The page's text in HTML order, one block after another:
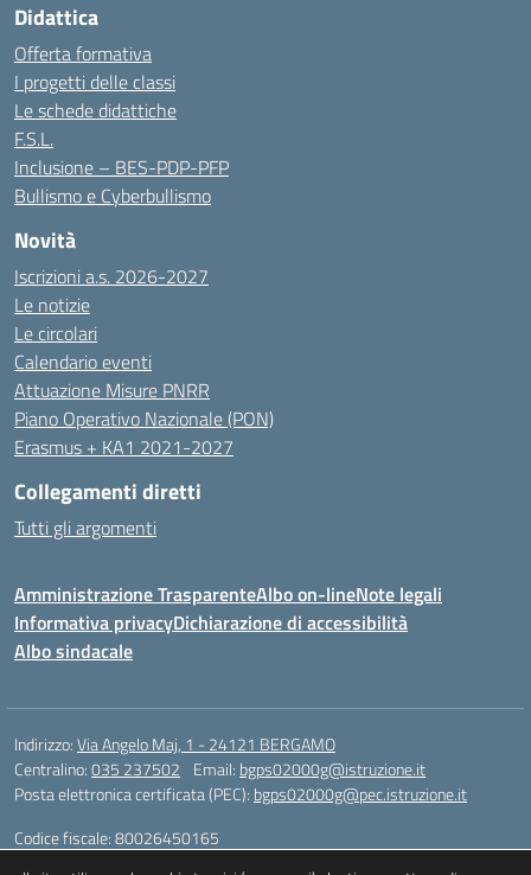
Didattica
Offerta formativa
I progetti delle classi
Le schede didattiche
F.S.L.
Inclusione – BES-PDP-PFP
Bullismo e Cyberbullismo
Novità
Iscrizioni a.s. 2026-2027
Le notizie
Le circolari
Calendario eventi
Attuazione Misure PNRR
Piano Operativo Nazionale (PON)
Erasmus + KA1 2021-2027
Collegamenti diretti
Tutti gli argomenti
Amministrazione TrasparenteAlbo on-lineNote legali
Informativa privacyDichiarazione di accessibilità
Albo sindacale
Indirizzo:Via Angelo Maj, 1 - 24121 BERGAMO
Centralino:035 237502 Email: bgps02000g@istruzione.it
Posta elettronica certificata (PEC): bgps02000g@pec.istruzione.it
Codice fiscale: 80026450165